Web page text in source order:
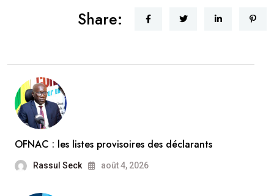
Share:
OFNAC : les listes provisoires des déclarants
Rassul Seck août 4, 2026